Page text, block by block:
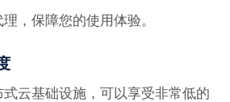
，保障您的使用体验。
式云基础设施，可以享受非常低的